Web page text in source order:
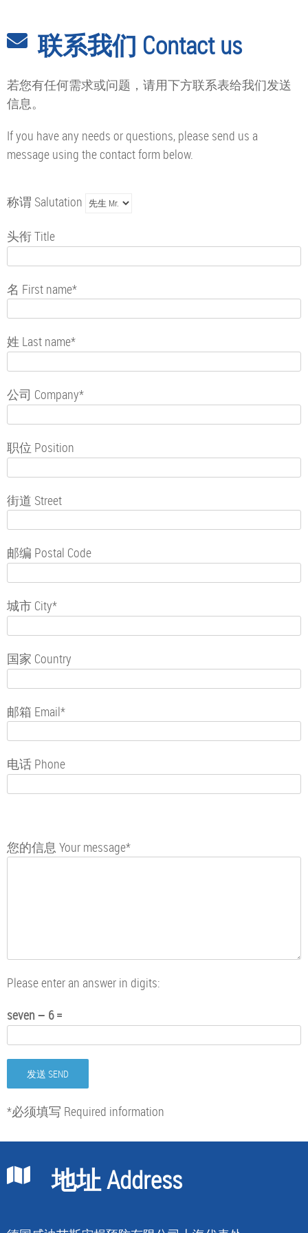
content
联系我们 Contact us
若您有任何需求或问题，请用下方联系表给我们发送
信息。
If you have any needs or questions, please send us a
message using the contact form below.
称谓 Salutation
头衔 Title
名 First name*
姓 Last name*
公司 Company*
职位 Position
街道 Street
邮编 Postal Code
城市 City*
国家 Country
邮箱 Email*
电话 Phone
this
leave
您的信息 Your message*
Please enter an answer in digits:
seven − 6 =
*必须填写 Required information
地址 Address